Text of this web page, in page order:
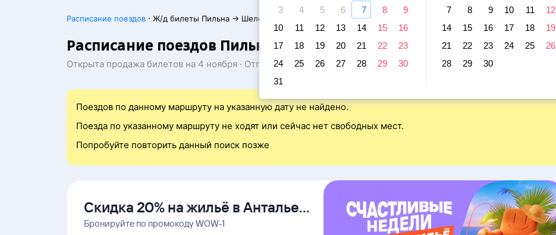
3
4 5 6 7 8
9
10
11 12 13 14 15
16
17
18 19 20 21 22
23
24
25 26 27 28 29
30
31
7
8 9 10 11 12
14
15 16 17 18 19
21
22 23 24 25 26
28
29 30
Расписание поездов · Ж/д билеты Пильна → Шелехов
Расписание поездов Пильна — Гончарово
Открыта продажа билетов на 4 ноября · Отправление и прибытие по местному времени. Цены за 1 пассажира
Поездов по данному маршруту на указанную дату не найдено.
Поезда по указанному маршруту не ходят или сейчас нет свободных мест.
Попробуйте повторить данный поиск позже
Скидка 20% на жильё в Анталье
и Даламане
Бронируйте по промокоду WOW-1